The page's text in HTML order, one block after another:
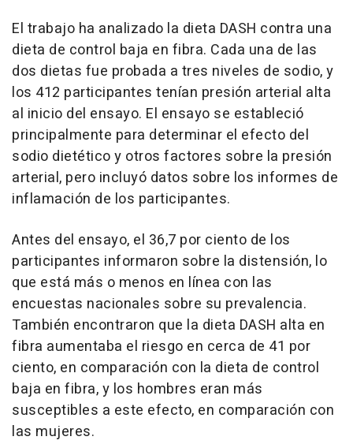
El trabajo ha analizado la dieta DASH contra una
dieta de control baja en fibra. Cada una de las
dos dietas fue probada a tres niveles de sodio, y
los 412 participantes tenían presión arterial alta
al inicio del ensayo. El ensayo se estableció
principalmente para determinar el efecto del
sodio dietético y otros factores sobre la presión
arterial, pero incluyó datos sobre los informes de
inflamación de los participantes.
Antes del ensayo, el 36,7 por ciento de los
participantes informaron sobre la distensión, lo
que está más o menos en línea con las
encuestas nacionales sobre su prevalencia.
También encontraron que la dieta DASH alta en
fibra aumentaba el riesgo en cerca de 41 por
ciento, en comparación con la dieta de control
baja en fibra, y los hombres eran más
susceptibles a este efecto, en comparación con
las mujeres.